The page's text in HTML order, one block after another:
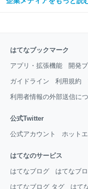
はてなブックマーク
アプリ・拡張機能 開発
ガイドライン 利用規約
利用者情報の外部送信に
公式Twitter
公式アカウント ホット
はてなのサービス
はてなブログ はてなブ
はてなブログ タグ はて